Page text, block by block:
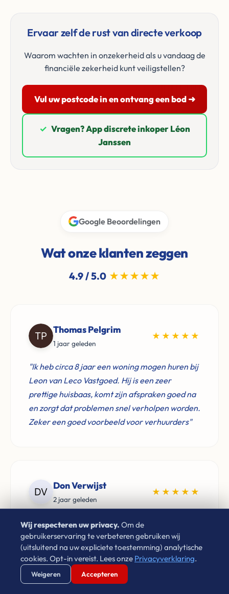
Ervaar zelf de rust van directe verkoop
Waarom wachten in onzekerheid als u vandaag de
financiële zekerheid kunt veiligstellen?
Vul uw postcode in en ontvang een bod ➜
✓ Vragen? App discrete inkoper Léon
Janssen
Google Beoordelingen
Wat onze klanten zeggen
4.9 / 5.0 ★★★★★
Thomas Pelgrim
1 jaar geleden
★★★★★
"Ik heb circa 8 jaar een woning mogen huren bij
Leon van Leco Vastgoed. Hij is een zeer
prettige huisbaas, komt zijn afspraken goed na
en zorgt dat problemen snel verholpen worden.
Zeker een goed voorbeeld voor verhuurders"
Don Verwijst
2 jaar geleden
★★★★★
"Zeer goede ervaringen met Leon van Leco
Vastgoed. Als je een betrouwbaar bedrijf zoekt
voor de aankoop van je woning neem gerust
contact op. Aan te raden!"
Wij respecteren uw privacy. Om de
gebruikerservaring te verbeteren gebruiken wij
(uitsluitend na uw expliciete toestemming) analytische
cookies. Opt-in vereist. Lees onze Privacyverklaring.
Weigeren Accepteren
Verstuur WhatsApp